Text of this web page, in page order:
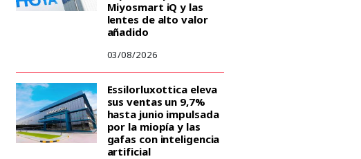
Miyosmart iQ y las
lentes de alto valor
añadido
03/08/2026
Essilorluxottica eleva
sus ventas un 9,7%
hasta junio impulsada
por la miopía y las
gafas con inteligencia
artificial